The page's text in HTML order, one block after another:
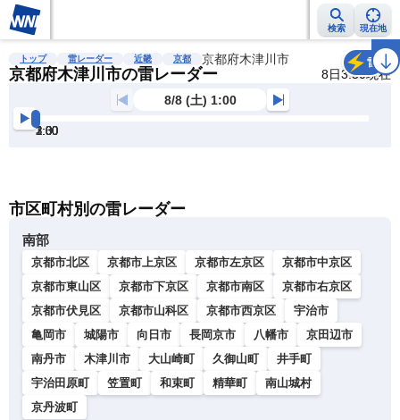
検索 現在地
雨雲レーダー 台風情報 地震情報 警報・注意報 2週間天気 ラ
トップ 雷レーダー 近畿 京都 京都府木津川市
京都府木津川市の雷レーダー 8日3:50現在
雷
8/8 (土) 1:00
1:00
1:30
2:00
2:30
3:00
3:30
市区町村別の雷レーダー
南部
京都市北区 京都市上京区 京都市左京区
京都市中京区
京都市東山区
京都市下京区 京都市南区
京都市右京区
京都市伏見区
京都市山科区 京都市西京区
宇治市
亀岡市
城陽市 向日市 長岡京市 八幡市
京田辺市
南丹市
木津川市 大山崎町 久御山町
井手町
宇治田原町
笠置町 和束町 精華町
南山城村
京丹波町